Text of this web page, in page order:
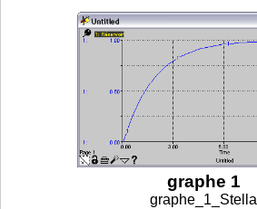
graphe 1
graphe_1_Stella